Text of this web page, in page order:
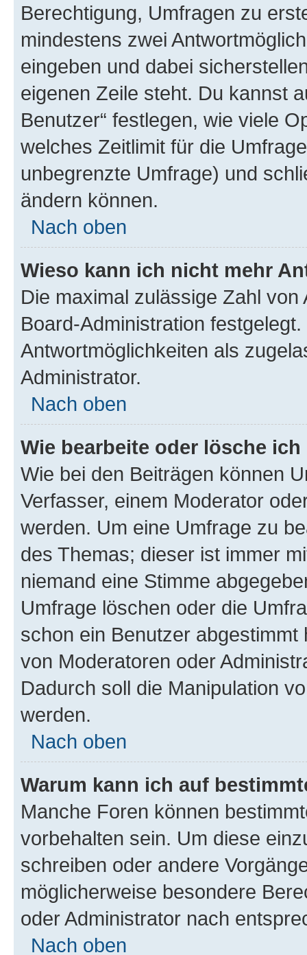
Berechtigung, Umfragen zu
mindestens zwei
eingeben und dabei
eigenen Zeile steht. Du kannst
Benutzer“ festlegen, wie viele
welches Zeitlimit für die
unbegrenzte Umfrage) und
ändern können.
Nach oben
Wieso kann ich nicht mehr
Die maximal zulässige Zahl
Board-Administration
Antwortmöglichkeiten als
Administrator.
Nach oben
Wie bearbeite oder lösche
Wie bei den Beiträgen können
Verfasser, einem Moderator
werden. Um eine Umfrage zu
des Themas; dieser ist immer
niemand eine Stimme
Umfrage löschen oder die
schon ein Benutzer
von Moderatoren oder
Dadurch soll die Manipulation
werden.
Nach oben
Warum kann ich auf
Manche Foren können
vorbehalten sein. Um diese
schreiben oder andere
möglicherweise besondere
oder Administrator nach
Nach oben